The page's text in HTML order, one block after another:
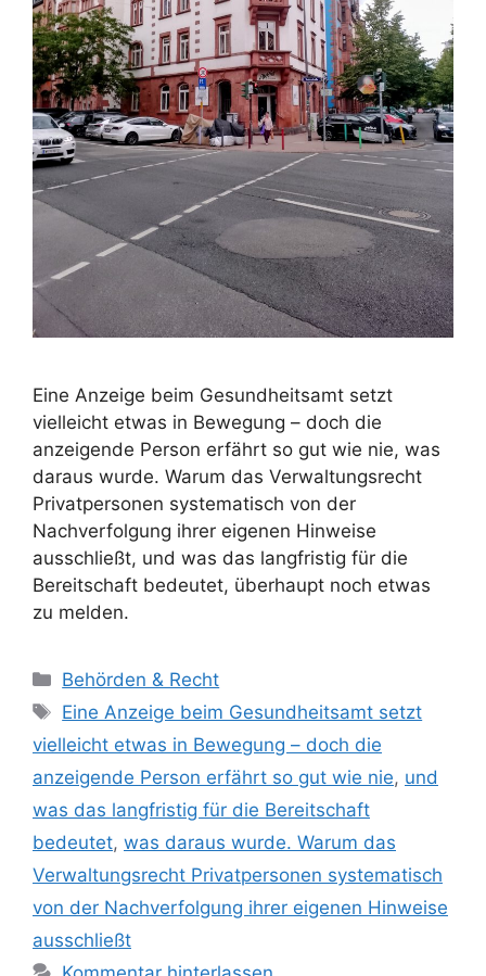
Eine Anzeige beim Gesundheitsamt setzt
vielleicht etwas in Bewegung – doch die
anzeigende Person erfährt so gut wie nie, was
daraus wurde. Warum das Verwaltungsrecht
Privatpersonen systematisch von der
Nachverfolgung ihrer eigenen Hinweise
ausschließt, und was das langfristig für die
Bereitschaft bedeutet, überhaupt noch etwas
zu melden.
Kategorien
Behörden & Recht
Schlagwörter
Eine Anzeige beim Gesundheitsamt setzt
vielleicht etwas in Bewegung – doch die
anzeigende Person erfährt so gut wie nie, und
was das langfristig für die Bereitschaft
bedeutet, was daraus wurde. Warum das
Verwaltungsrecht Privatpersonen systematisch
von der Nachverfolgung ihrer eigenen Hinweise
ausschließt